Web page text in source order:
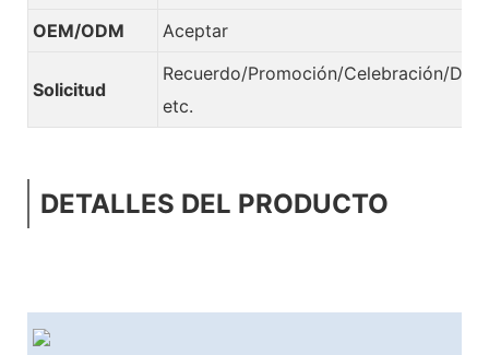
OEM/ODM
Aceptar
Solicitud
Recuerdo/Promoción/Celebración/
etc.
DETALLES DEL PRODUCTO